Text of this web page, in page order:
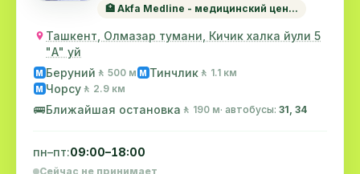
🏥 Akfa Medline - медицинский цен...
Ташкент, Олмазар тумани, Кичик халка йули 5
"А" уй
M Беруний 🚶 500 м M Тинчлик 🚶 1.1 км
M Чорсу 🚶 2.9 км
🚌Ближайшая остановка 🚶 190 м· автобусы: 31, 34
пн–пт:09:00–18:00
Сейчас не принимает